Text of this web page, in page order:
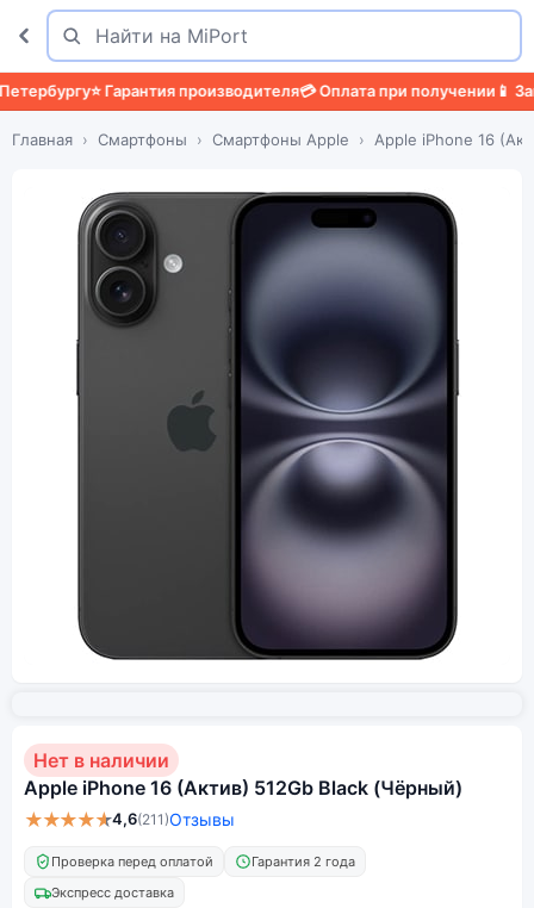
Поиск
Найти
⭐ Гарантия производителя💳 Оплата при получении📱
Главная Смартфоны Смартфоны Apple Apple iPhone 16
Нет в наличии
Apple iPhone 16 (Актив) 512Gb Black (Чёрный)
★★★★★4,6(211)Отзывы
Проверка перед оплатой
Гарантия 2 года
Экспресс доставка